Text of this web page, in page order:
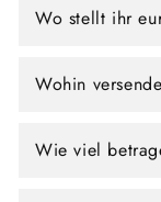
Wo stellt ihr
Wohin
Wie viel